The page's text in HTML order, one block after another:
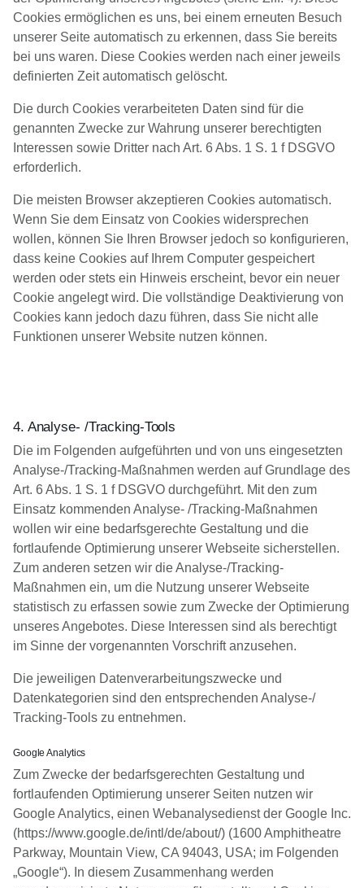
Cookies ermöglichen es uns, bei einem erneuten Besuch
unserer Seite automatisch zu erkennen, dass Sie bereits
bei uns waren. Diese Cookies werden nach einer jeweils
definierten Zeit automatisch gelöscht.
Die durch Cookies verarbeiteten Daten sind für die
genannten Zwecke zur Wahrung unserer berechtigten
Interessen sowie Dritter nach Art. 6 Abs. 1 S. 1 f DSGVO
erforderlich.
Die meisten Browser akzeptieren Cookies automatisch.
Wenn Sie dem Einsatz von Cookies widersprechen
wollen, können Sie Ihren Browser jedoch so konfigurieren,
dass keine Cookies auf Ihrem Computer gespeichert
werden oder stets ein Hinweis erscheint, bevor ein neuer
Cookie angelegt wird. Die vollständige Deaktivierung von
Cookies kann jedoch dazu führen, dass Sie nicht alle
Funktionen unserer Website nutzen können.
4. Analyse- /Tracking-Tools
Die im Folgenden aufgeführten und von uns eingesetzten
Analyse-/Tracking-Maßnahmen werden auf Grundlage des
Art. 6 Abs. 1 S. 1 f DSGVO durchgeführt. Mit den zum
Einsatz kommenden Analyse- /Tracking-Maßnahmen
wollen wir eine bedarfsgerechte Gestaltung und die
fortlaufende Optimierung unserer Webseite sicherstellen.
Zum anderen setzen wir die Analyse-/Tracking-
Maßnahmen ein, um die Nutzung unserer Webseite
statistisch zu erfassen sowie zum Zwecke der Optimierung
unseres Angebotes. Diese Interessen sind als berechtigt
im Sinne der vorgenannten Vorschrift anzusehen.
Die jeweiligen Datenverarbeitungszwecke und
Datenkategorien sind den entsprechenden Analyse-/
Tracking-Tools zu entnehmen.
Google Analytics
Zum Zwecke der bedarfsgerechten Gestaltung und
fortlaufenden Optimierung unserer Seiten nutzen wir
Google Analytics, einen Webanalysedienst der Google Inc.
(https://www.google.de/intl/de/about/) (1600 Amphitheatre
Parkway, Mountain View, CA 94043, USA; im Folgenden
„Google“). In diesem Zusammenhang werden